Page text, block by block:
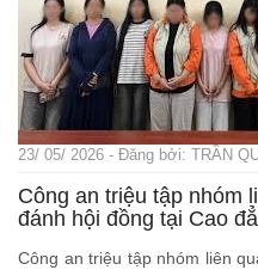
23/ 05/ 2026 - Đăng bởi: TRẦN
Công an triệu tập nhóm
đánh hội đồng tại Cao
Công an triệu tập nhóm liên